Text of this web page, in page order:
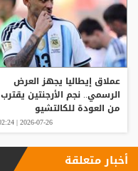
عملاق إيطاليا يجهز العرض
الرسمي.. نجم الأرجنتين يقترب
من العودة للكالتشيو
2026-07-26 | 02:24 م
أخبار متعلقة